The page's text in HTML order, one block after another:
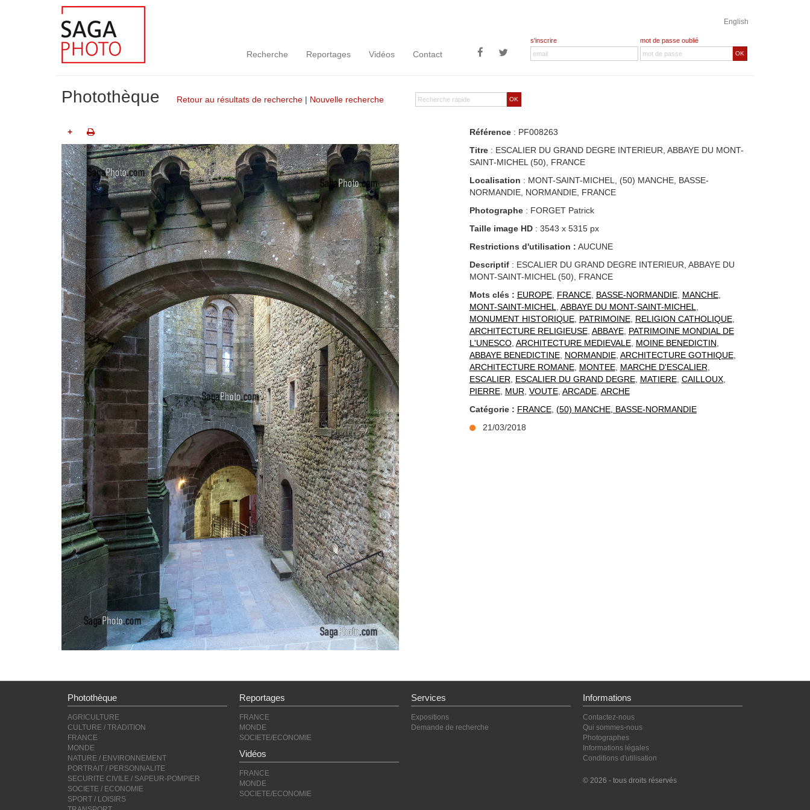
English
Recherche Reportages Vidéos Contact
s'inscrire mot de passe oublié
OK
OK
Photothèque Retour au résultats de recherche | Nouvelle recherche
+ Référence: PF008263
Titre: ESCALIER DU GRAND DEGRE INTERIEUR, ABBAYE DU MONT-
SAINT-MICHEL (50), FRANCE
Localisation : MONT-SAINT-MICHEL, (50) MANCHE, BASSE-
NORMANDIE, NORMANDIE, FRANCE
Photographe: FORGET Patrick
Taille image HD: 3543 x 5315 px
Restrictions d'utilisation : AUCUNE
Descriptif: ESCALIER DU GRAND DEGRE INTERIEUR, ABBAYE DU
MONT-SAINT-MICHEL (50), FRANCE
Mots clés : EUROPE, FRANCE, BASSE-NORMANDIE, MANCHE,
MONT-SAINT-MICHEL
ABBAYE DU MONT-SAINT-MICHEL
MONUMENT HISTORIQUE, PATRIMOINE, RELIGION CATHOLIQUE,
ARCHITECTURE RELIGIEUSE, ABBAYE, PATRIMOINE MONDIAL DE
L'UNESCO, ARCHITECTURE MEDIEVALE, MOINE BENEDICTIN
ABBAYE BENEDICTINE, NORMANDIE, ARCHITECTURE GOTHIQUE,
ARCHITECTURE ROMANE, MONTEE, MARCHE D'ESCALIER
ESCALIER
ESCALIER DU GRAND DEGRE, MATIERE, CAILLOUX,
PIERRE, MUR VOUTE, ARCADE, ARCHE
Catégorie : FRANCE, (50) MANCHE, BASSE-NORMANDIE
21/03/2018
Photothèque
AGRICULTURE
CULTURE / TRADITION
FRANCE
MONDE
NATURE / ENVIRONNEMENT
PORTRAIT / PERSONNALITE
SECURITE CIVILE / SAPEUR-POMPIER
SOCIETE / ECONOMIE
SPORT / LOISIRS
Reportages
FRANCE
MONDE
SOCIETE/ECONOMIE
Vidéos
FRANCE
MONDE
SOCIETE/ECONOMIE
Services
Expositions
Demande de recherche
Informations
Contactez-nous
Qui sommes-nous
Photographes
Informations légales
Conditions d'utilisation
© 2026 - tous droits réservés